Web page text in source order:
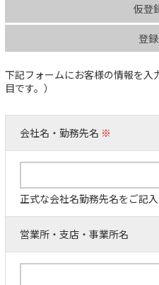
仮登
登
下記フォームにお客様の情報を入
目です。）
会社名・勤務先名 ※
正式な会社名勤務先名をご記
営業所・支店・事業所名